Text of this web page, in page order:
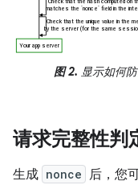
图 2. 显示如何
请求完整性判
生成 nonce 后，您